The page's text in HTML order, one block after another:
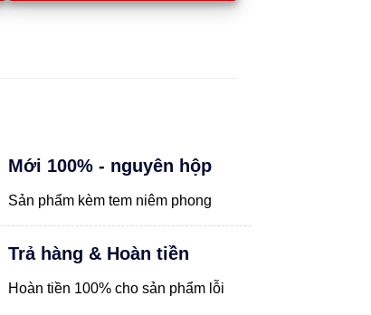
Mới 100% - nguyên hộp
Sản phẩm kèm tem niêm phong
Trả hàng & Hoàn tiền
Hoàn tiền 100% cho sản phẩm lỗi